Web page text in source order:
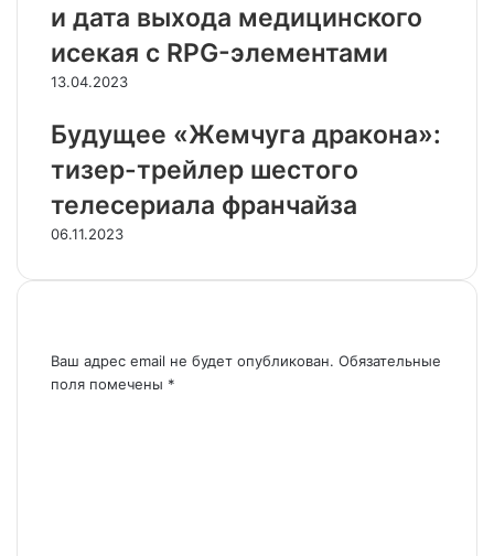
и дата выхода медицинского
исекая с RPG-элементами
13.04.2023
Бyдyщee «Жeмчyгa дpaкoнa»:
тизep-тpeйлep шecтoгo
телеcepиaлa фpaнчaйзa
06.11.2023
Ваш адрес email не будет опубликован. Обязательные
поля помечены *